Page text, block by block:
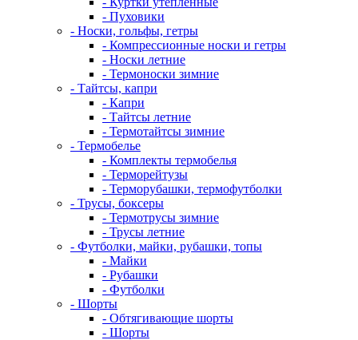
- Пуховики
- Носки, гольфы, гетры
- Компрессионные носки и гетры
- Носки летние
- Термоноски зимние
- Тайтсы, капри
- Капри
- Тайтсы летние
- Термотайтсы зимние
- Термобелье
- Комплекты термобелья
- Терморейтузы
- Терморубашки, термофутболки
- Трусы, боксеры
- Термотрусы зимние
- Трусы летние
- Футболки, майки, рубашки, топы
- Майки
- Рубашки
- Футболки
- Шорты
- Обтягивающие шорты
- Шорты